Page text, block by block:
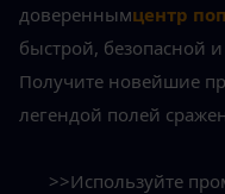
довереннымцентр
быстрой, безопасной
Получите новейшие
легендой полей
>>Используйте